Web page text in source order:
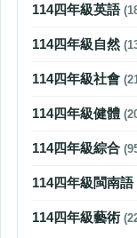
114四年級英語
114四年級自然
114四年級社會
114四年級健體
114四年級綜合
114四年級閩南語
114四年級藝術